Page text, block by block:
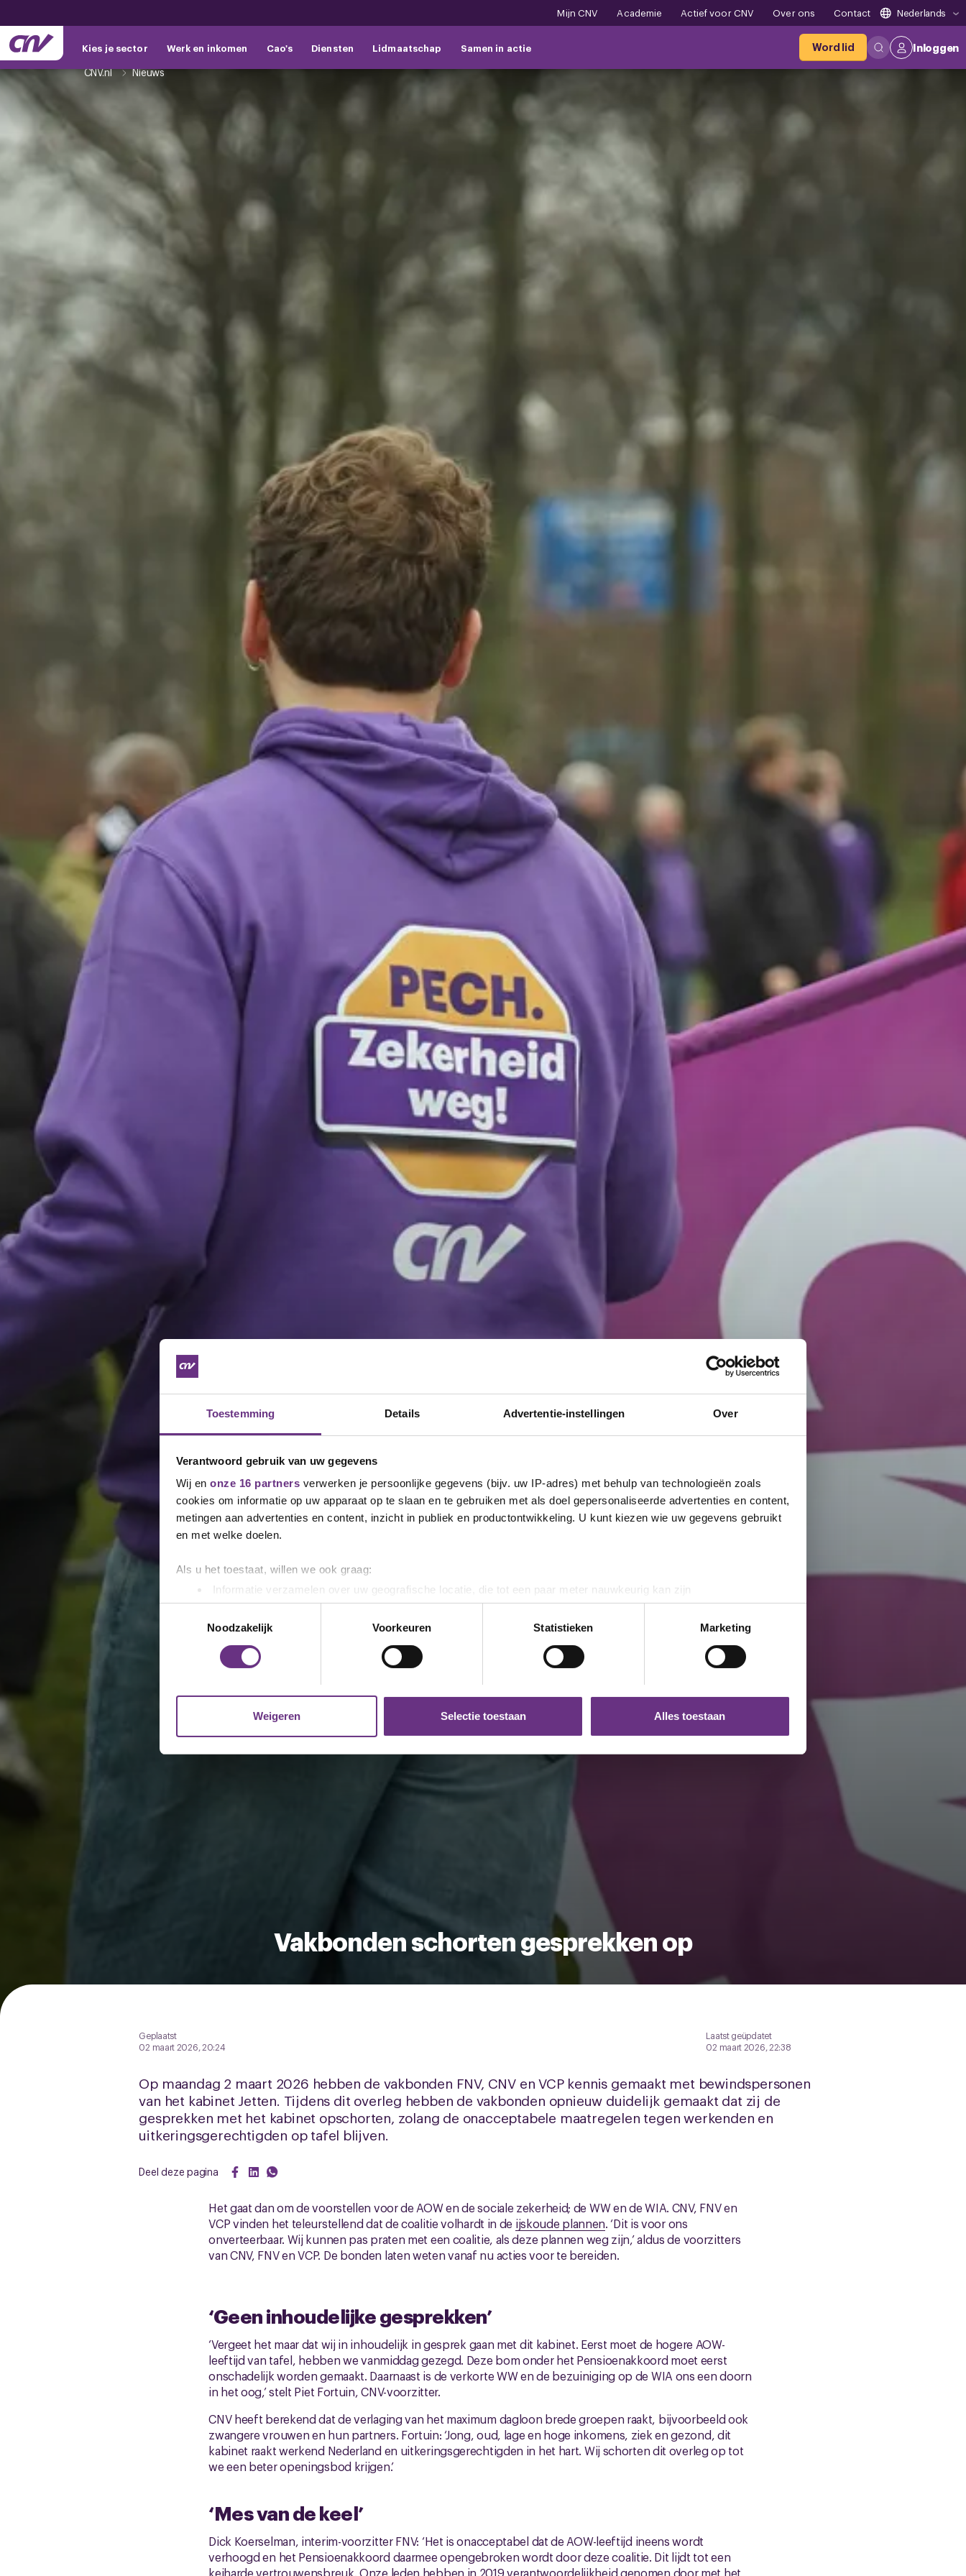
Toestemming Details Advertentie-instellingen Over
Verantwoord gebruik van uw gegevens
Wij en onze 16 partners verwerken je persoonlijke gegevens (bijv. uw IP-adres) met behulp van technologieën zoals
cookies om informatie op uw apparaat op te slaan en te gebruiken met als doel gepersonaliseerde advertenties en content,
metingen aan advertenties en content, inzicht in publiek en productontwikkeling. U kunt kiezen wie uw gegevens gebruikt
en met welke doelen.
Als u het toestaat, willen we ook graag:
Informatie verzamelen over uw geografische locatie, die tot een paar meter nauwkeurig kan zijn
Uw apparaat identificeren door het actief te scannen op specifieke eigenschappen (fingerprinting)
Lees meer over hoe uw persoonlijke gegevens worden verwerkt en stel uw voorkeuren in het
detailgedeeltein. U kunt uw
toestemming op elk moment wijzigen of intrekken in de Cookieverklaring.
websiteverkeer te analyseren. Ook delen we informatie over uw gebruik van onze site met onze partners voor social
media, adverteren en analyse. Deze partners kunnen deze gegevens combineren met andere informatie die u aan ze heeft
U kunt uw toestemming op elk moment wijzigen of intrekken via de cookieverklaring
cookie-instellingenicoontje linksonder op de pagina.
Noodzakelijk
Voorkeuren Statistieken Marketing
Weigeren Selectie toestaan Alles toestaan
Mijn CNV Academie Actief voor CNV Over ons Contact Nederlands
Kies je sector Werk en inkomen Cao's Diensten Lidmaatschap Samen in actie Word lid
Inloggen
CNV.nl
Nieuws
Vakbonden schorten gesprekken op
Geplaatst
02 maart 2026, 20:24
Laatst geüpdatet
02 maart 2026, 22:38
Op maandag 2 maart 2026 hebben de vakbonden FNV, CNV en VCP kennis gemaakt met bewindspersonen
van het kabinet Jetten. Tijdens dit overleg hebben de vakbonden opnieuw duidelijk gemaakt dat zij de
gesprekken met het kabinet opschorten, zolang de onacceptabele maatregelen tegen werkenden en
uitkeringsgerechtigden op tafel blijven.
Deel deze pagina
Het gaat dan om de voorstellen voor de AOW en de sociale zekerheid; de WW en de WIA. CNV, FNV en
VCP vinden het teleurstellend dat de coalitie volhardt in de ijskoude plannen. ‘Dit is voor ons
onverteerbaar. Wij kunnen pas praten met een coalitie, als deze plannen weg zijn,’ aldus de voorzitters
van CNV, FNV en VCP. De bonden laten weten vanaf nu acties voor te bereiden.
‘Geen inhoudelijke gesprekken’
‘Vergeet het maar dat wij in inhoudelijk in gesprek gaan met dit kabinet. Eerst moet de hogere AOW-
leeftijd van tafel, hebben we vanmiddag gezegd. Deze bom onder het Pensioenakkoord moet eerst
onschadelijk worden gemaakt. Daarnaast is de verkorte WW en de bezuiniging op de WIA ons een doorn
in het oog,’ stelt Piet Fortuin, CNV-voorzitter.
CNV heeft berekend dat de verlaging van het maximum dagloon brede groepen raakt, bijvoorbeeld ook
zwangere vrouwen en hun partners. Fortuin: ‘Jong, oud, lage en hoge inkomens, ziek en gezond, dit
kabinet raakt werkend Nederland en uitkeringsgerechtigden in het hart. Wij schorten dit overleg op tot
we een beter openingsbod krijgen.’
‘Mes van de keel’
Dick Koerselman, interim-voorzitter FNV: ‘Het is onacceptabel dat de AOW-leeftijd ineens wordt
verhoogd en het Pensioenakkoord daarmee opengebroken wordt door deze coalitie. Dit lijdt tot een
keiharde vertrouwensbreuk. Onze leden hebben in 2019 verantwoordelijkheid genomen door met het